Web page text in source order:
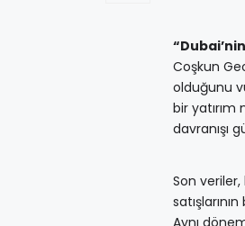
Coşkun
olduğunu
bir yatırım
davranışı
Son veriler,
Aynı